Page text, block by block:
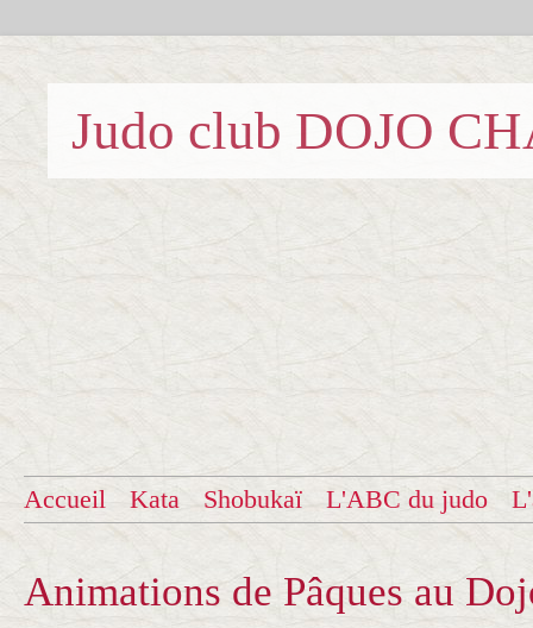
Judo club DOJO
Accueil Kata Shobukaï L'ABC du judo
Animations de Pâques au